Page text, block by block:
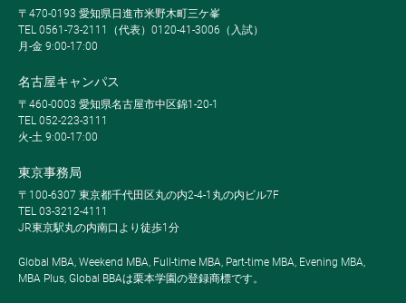
〒470-0193 愛知県日進市米野木町三ケ峯
TEL 0561-73-2111（代表）0120-41-3006（入試）
月-金 9:00-17:00
名古屋キャンパス
〒460-0003 愛知県名古屋市中区錦1-20-1
TEL 052-223-3111
火-土 9:00-17:00
東京事務局
〒100-6307 東京都千代田区丸の内2-4-1丸の内ビル7F
TEL 03-3212-4111
JR東京駅丸の内南口より徒歩1分
Global MBA, Weekend MBA, Full-time MBA, Part-time MBA, Evening MBA,
MBA Plus, Global BBAは栗本学園の登録商標です。